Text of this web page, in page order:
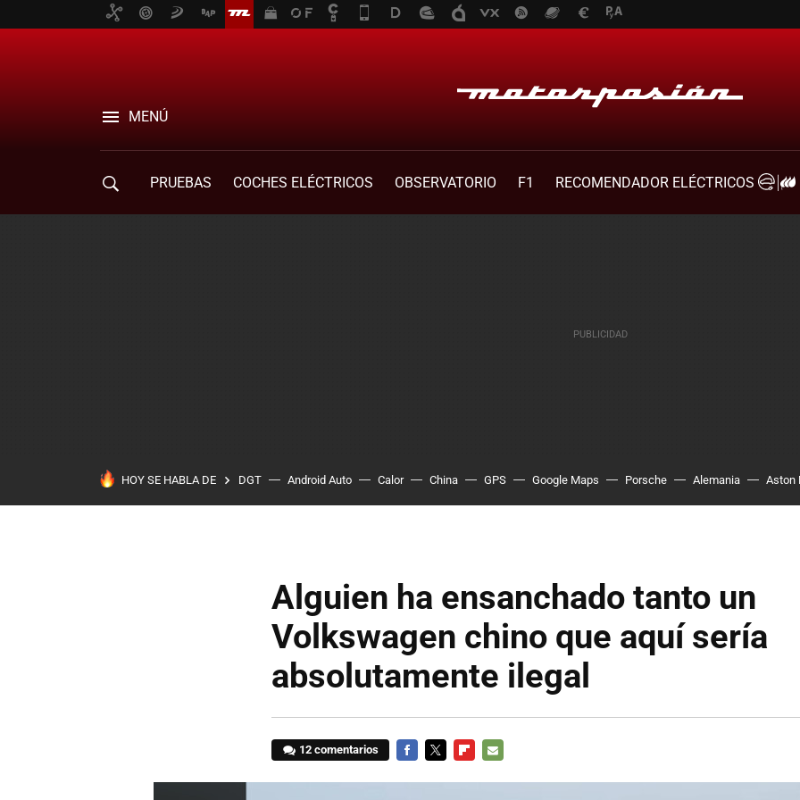
MENÚ
PRUEBAS COCHES ELÉCTRICOS OBSERVATORIO F1
RECOMENDADOR ELÉCTRICOS
HOY SE HABLA DE DGT Android Auto Calor China GPS Google Maps Porsche Alemania Aston
Alguien ha ensanchado tanto un
Volkswagen chino que aquí sería
absolutamente ilegal
12 comentarios